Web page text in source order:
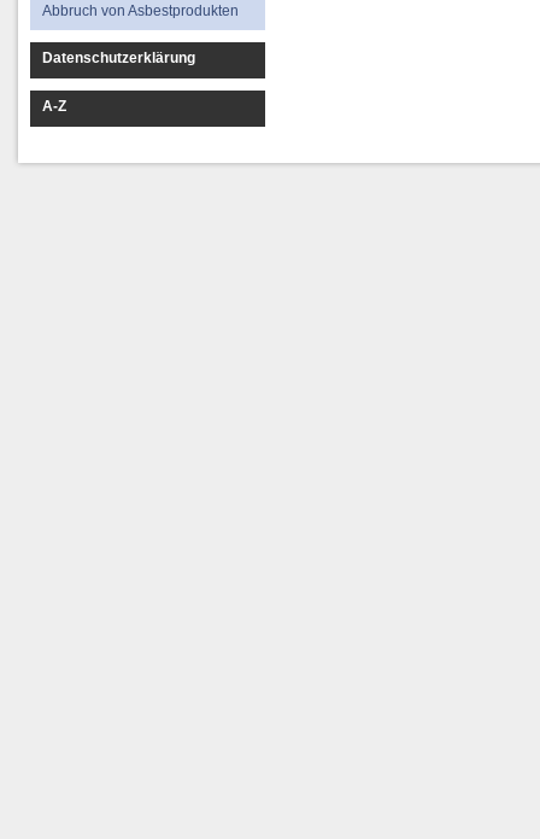
Abbruch von Asbestprodukten
Datenschutzerklärung
A-Z